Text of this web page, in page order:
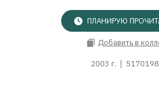
ПЛАНИРУЮ
Добавить в
2003 г.